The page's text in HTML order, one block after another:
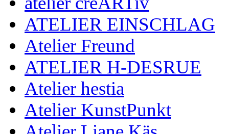
ATELIER EINSCHLAG
Atelier Freund
ATELIER H-DESRUE
Atelier hestia
Atelier KunstPunkt